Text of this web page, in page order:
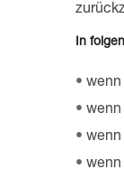
In
wenn
wenn